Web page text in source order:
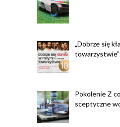
„Dobrze się
towarzystwie”
Pokolenie Z
sceptyczne